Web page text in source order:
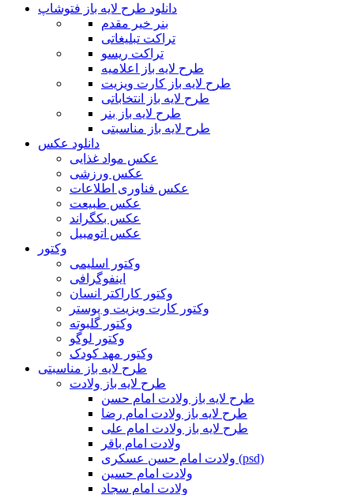
دانلود طرح لایه باز فتوشاپ
بنر خیر مقدم
تراکت تبلیغاتی
تراکت ریسو
طرح لایه باز اعلامیه
طرح لایه باز کارت ویزیت
طرح لایه باز انتخاباتی
طرح لایه باز بنر
طرح لایه باز مناسبتی
دانلود عکس
عکس مواد غذایی
عکس ورزشی
عکس فناوری اطلاعات
عکس طبیعت
عکس بکگراند
عکس اتومبیل
وکتور
وکتور اسلیمی
اینفوگرافی
وکتور کاراکتر انسان
وکتور کارت ویزیت و پوستر
وکتور گلبوته
وکتور لوگو
وکتور مهد کودک
طرح لایه باز مناسبتی
طرح لایه باز ولادت
طرح لایه باز ولادت امام حسن
طرح لایه باز ولادت امام رضا
طرح لایه باز ولادت امام علی
ولادت امام باقر
ولادت امام حسن عسکری (psd)
ولادت امام حسین
ولادت امام سجاد